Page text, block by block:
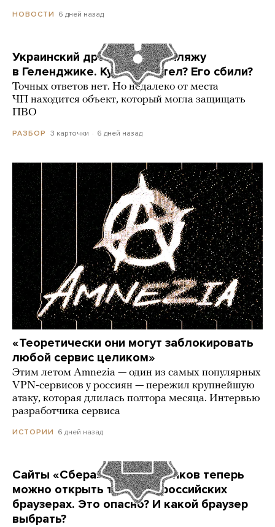
НОВОСТИ 6 дней назад
Украинский дрон попал по пляжу
в Геленджике. Куда он летел? Его сбили?
Точных ответов нет. Но недалеко от места
ЧП находится объект, который могла защищать
ПВО
РАЗБОР 3 карточки 6 дней назад
«Теоретически они могут заблокировать
любой сервис целиком»
Этим летом Amnezia — один из самых популярных
VPN-сервисов у россиян — пережил крупнейшую
атаку, которая длилась полтора месяца. Интервью
разработчика сервиса
ИСТОРИИ 6 дней назад
Сайты «Сбера» и других банков теперь
можно открыть только в российских
браузерах. Это опасно? И какой браузер
выбрать?